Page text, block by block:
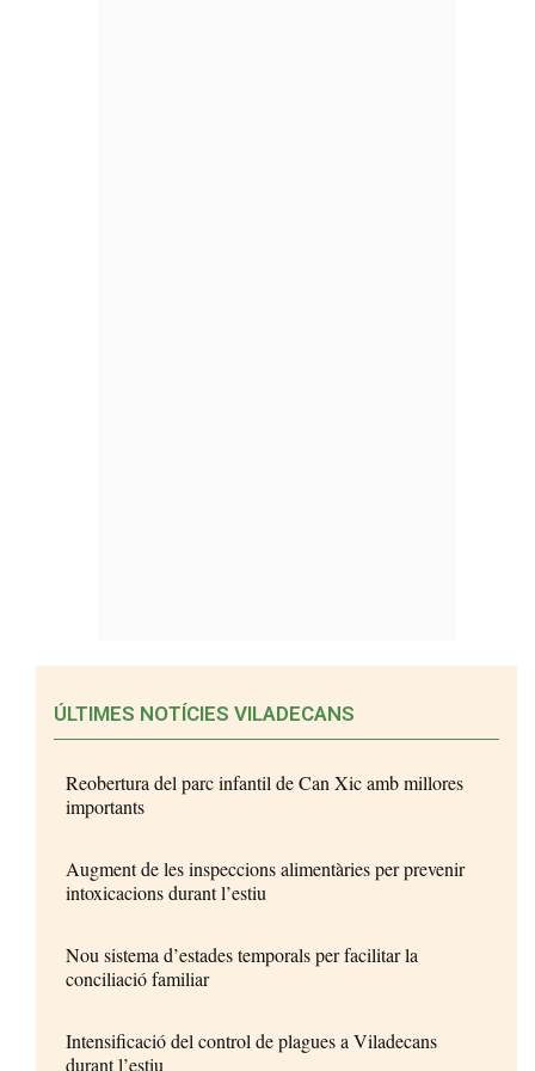
ÚLTIMES NOTÍCIES VILADECANS
Reobertura del parc infantil de Can Xic amb millores
importants
Augment de les inspeccions alimentàries per prevenir
intoxicacions durant l’estiu
Nou sistema d’estades temporals per facilitar la
conciliació familiar
Intensificació del control de plagues a Viladecans
durant l’estiu